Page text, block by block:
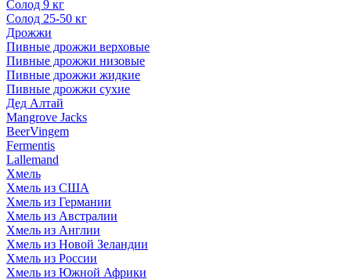
Солод 9 кг
Солод 25-50 кг
Дрожжи
Пивные дрожжи верховые
Пивные дрожжи низовые
Пивные дрожжи жидкие
Пивные дрожжи сухие
Дед Алтай
Mangrove Jacks
BeerVingem
Fermentis
Lallemand
Хмель
Хмель из США
Хмель из Германии
Хмель из Австралии
Хмель из Англии
Хмель из Новой Зеландии
Хмель из России
Хмель из Южной Африки